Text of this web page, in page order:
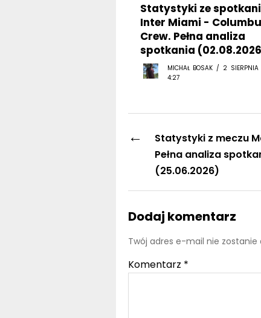
Statystyki ze
Inter Miami -
Crew. Pełna analiza
spotkania
MICHAŁ BOSAK / 2
4:27
←
Statystyki z meczu
Pełna analiza
(25.06.2026)
Dodaj komentarz
Twój adres e-mail nie zostanie
Komentarz *